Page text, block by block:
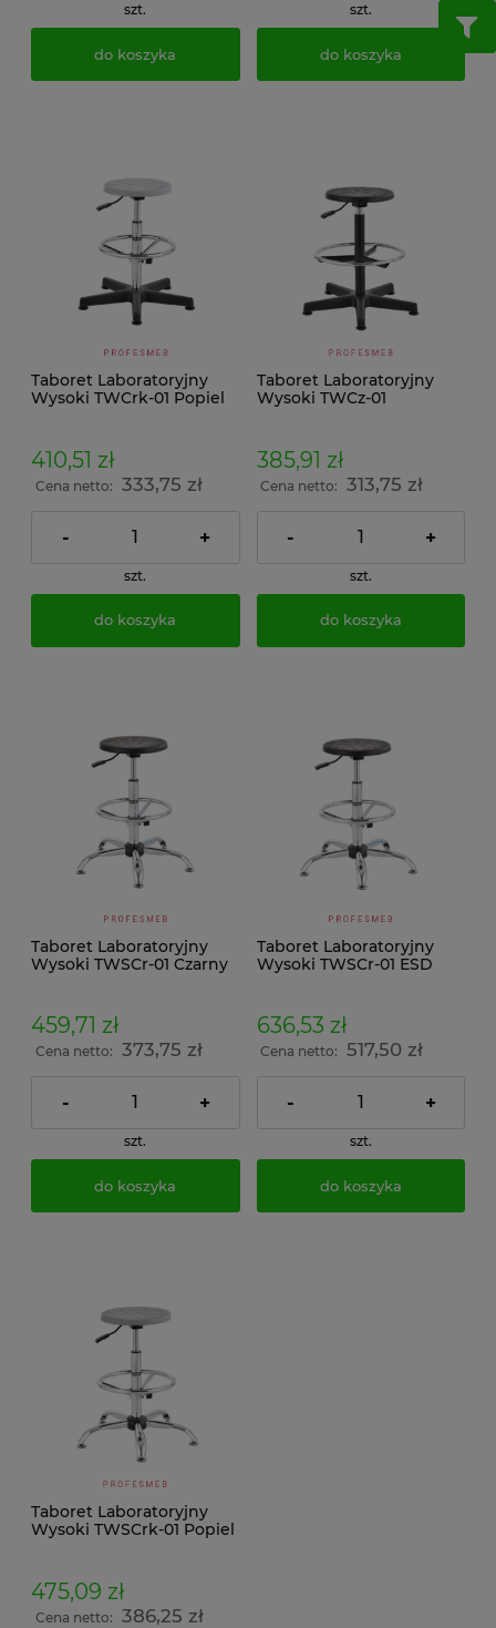
szt.
do koszyka
szt.
do koszyka
Taboret Laboratoryjny
Wysoki TWCrk-01 Popiel
410,51 zł
Cena netto: 333,75 zł
- +
szt.
do koszyka
Taboret Laboratoryjny
Wysoki TWCz-01
385,91 zł
Cena netto: 313,75 zł
- +
szt.
do koszyka
Taboret Laboratoryjny
Wysoki TWSCr-01 Czarny
459,71 zł
Cena netto: 373,75 zł
- +
szt.
do koszyka
Taboret Laboratoryjny
Wysoki TWSCr-01 ESD
636,53 zł
Cena netto: 517,50 zł
- +
szt.
do koszyka
Taboret Laboratoryjny
Wysoki TWSCrk-01 Popiel
475,09 zł
Cena netto: 386,25 zł